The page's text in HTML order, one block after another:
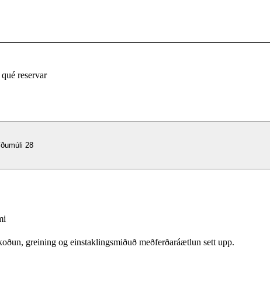
reservar
28
greining og einstaklingsmiðuð meðferðaráætlun sett upp.